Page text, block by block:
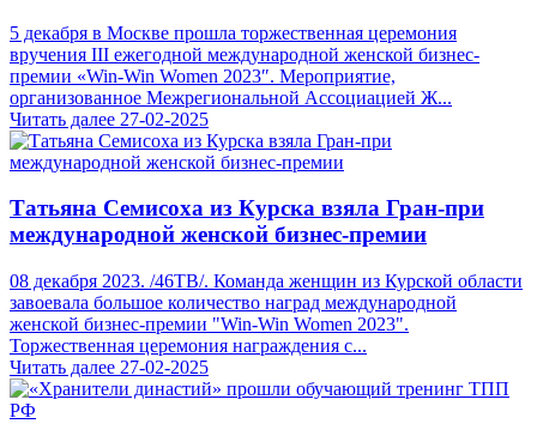
5 декабря в Москве прошла торжественная церемония
вручения III ежегодной международной женской бизнес-
премии «Win-Win Women 2023″. Мероприятие,
организованное Межрегиональной Ассоциацией Ж...
Читать далее 27-02-2025
Татьяна Семисоха из Курска взяла Гран-при
международной женской бизнес-премии
08 декабря 2023. /46ТВ/. Команда женщин из Курской области
завоевала большое количество наград международной
женской бизнес-премии "Win-Win Women 2023".
Торжественная церемония награждения с...
Читать далее 27-02-2025